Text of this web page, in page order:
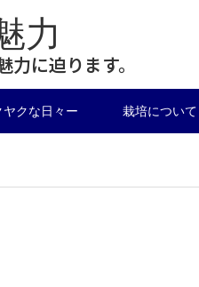
力
に迫ります。
クな日々ー 栽培について